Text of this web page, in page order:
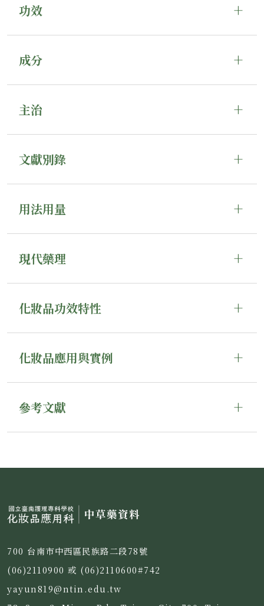
功效
成分
主治
文獻別錄
用法用量
現代藥理
化妝品功效特性
化妝品應用與實例
參考文獻
700 台南市中西區民族路二段78號
(06)2110900 或 (06)2110600#742
yayun819@ntin.edu.tw